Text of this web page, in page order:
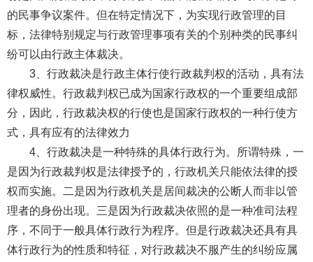
的民事争议案件。但在特定情况下，为实现行政管理的目
标，法律特别规定与行政管理事项有关的个别种类的民事纠
纷可以由行政主体裁决。
3、行政裁决是行政主体行使行政裁判权的活动，具有法
律权威性。行政裁判权已成为国家行政权的一个重要组成部
分，因此，行政裁决权的行使也是国家行政权的一种行使方
式，具有应有的法律效力
4、行政裁决是一种特殊的具体行政行为。所谓特殊，一
是因为行政裁判权是法律授予的，行政机关只能依法律的授
权而实施。二是因为行政机关是居间裁决的公断人而非以管
理者的身份出现。三是因为行政裁决依照的是一种准司法程
序，不同于一般具体行政行为程序。但是行政裁决还具有具
体行政行为的性质和特征，对行政裁决不服产生的纠纷应属